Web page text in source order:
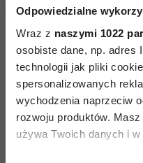
Odpowiedzialne
Wraz z naszymi 1022
osobiste dane, np. adres
technologii jak pliki
spersonalizowanych
wychodzenia naprzeciw
rozwoju produktów.
używa Twoich danych i
Sposób
Cebulę obierz,
półksiężyce.
w kostkę. W
W garnku na 2
dodaj ogórki i